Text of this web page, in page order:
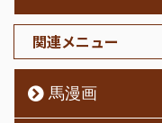
関連メニュー
馬漫画